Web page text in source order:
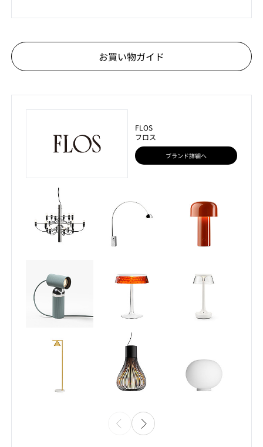
お買い物ガイド
FLOS
フロス
ブランド詳細へ